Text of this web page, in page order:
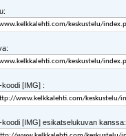
koodi [IMG] :
koodi [IMG] esikatselukuvan kanssa: